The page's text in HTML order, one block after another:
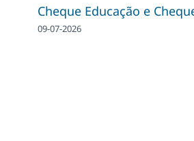
Cheque Educação e
09-07-2026